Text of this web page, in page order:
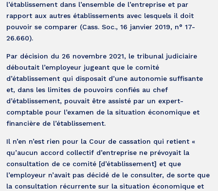
l’établissement dans l’ensemble de l’entreprise et par
rapport aux autres établissements avec lesquels il doit
pouvoir se comparer (Cass. Soc., 16 janvier 2019, n° 17-
26.660).
Par décision du 26 novembre 2021, le tribunal judiciaire
déboutait l’employeur jugeant que le comité
d’établissement qui disposait d’une autonomie suffisante
et, dans les limites de pouvoirs confiés au chef
d’établissement, pouvait être assisté par un expert-
comptable pour l’examen de la situation économique et
financière de l’établissement.
Il n’en n’est rien pour la Cour de cassation qui retient «
qu’aucun accord collectif d’entreprise ne prévoyait la
consultation de ce comité [d’établissement] et que
l’employeur n’avait pas décidé de le consulter, de sorte que
la consultation récurrente sur la situation économique et